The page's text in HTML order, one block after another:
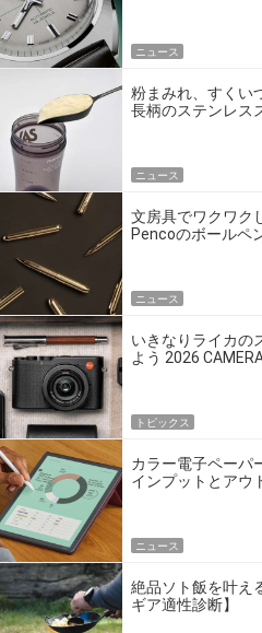
ニュース
粉まみれ、すくい
長柄のステンレス
ニュース
文房具でワクワク
Pencoのボールペ
ニュース
いきなりライカの
よう 2026
トピックス
カラー電子ペーパ
インプットとアウ
ニュース
絶品ソト飯を叶え
ギア適性診断】